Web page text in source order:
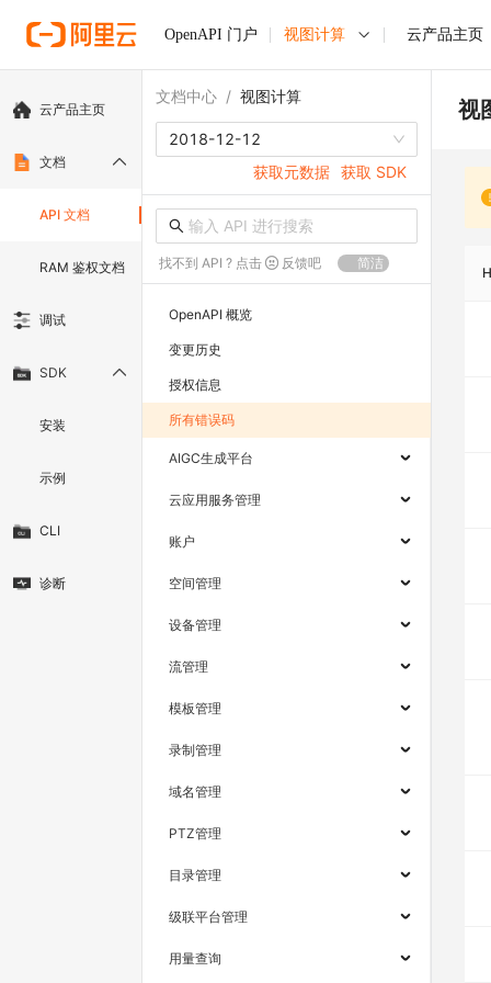
OpenAPI 门户 视图计算 云产品主页
云产品主页
文档
API 文档
RAM 鉴权文档
调试
SDK
安装
示例
CLI
诊断
文档中心 / 视图计算
2018-12-12
获取元数据 获取 SDK
找不到 API ? 点击 反馈吧 简洁
OpenAPI 概览
变更历史
授权信息
所有错误码
AIGC生成平台
云应用服务管理
账户
空间管理
设备管理
流管理
模板管理
录制管理
域名管理
PTZ管理
目录管理
级联平台管理
用量查询
视